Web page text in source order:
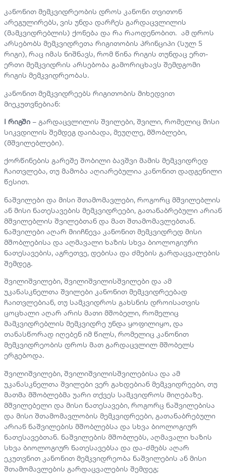
კანონით მემკვიდრეობის დროს კანონი თვითონ
არეგულირებს, ვის უნდა დარჩეს გარდაცვლილის
(მამკვიდრებლის) ქონება და რა რაოდენობით. ამ დროს
არსებობს მემკვიდრეთა რიგითობის პრინციპი (სულ 5
რიგი), რაც იმას ნიშნავს, რომ წინა რიგის თუნდაც ერთ-
ერთი მემკვიდრის არსებობა გამორიცხავს შემდგომი
რიგის მემკვიდრეობას.
კანონით მემკვიდრეებს რიგითობის მიხედვით
მიეკუთვნებიან:
I რიგში – გარდაცვლილის შვილები, შვილი, რომელიც მისი
სიკვდილის შემდეგ დაიბადა, მეუღლე, მშობლები,
(მშვილებლები).
ქორწინების გარეშე შობილი ბავშვი მამის მემკვიდრედ
ჩაითვლება, თუ მამობა აღიარებულია კანონით დადგენილი
წესით.
ნაშვილები და მისი შთამომავლები, როგორც მშვილებლის
ან მისი ნათესავების მემკვიდრეები, გათანაბრებული არიან
მშვილებლის შვილებთან და მათ შთამომავლებთან.
ნაშვილები აღარ მიიჩნევა კანონით მემკვიდრედ მისი
მშობლებისა და აღმავალი ხაზის სხვა ბიოლოგიური
ნათესავების, აგრეთვე, დებისა და ძმების გარდაცვალების
შემდეგ.
შვილიშვილები, შვილიშვილისშვილები და ამ
უკანასკნელთა შვილები კანონით მემკვიდრეებად
ჩაითვლებიან, თუ სამკვიდროს გახსნის დროისათვის
ცოცხალი აღარ არის მათი მშობელი, რომელიც
მამკვიდრებლის მემკვიდრე უნდა ყოფილიყო, და
თანასწორად იღებენ იმ წილს, რომელიც კანონით
მემკვიდრეობის დროს მათ გარდაცვლილ მშობელს
ერგებოდა.
შვილიშვილები, შვილიშვილისშვილებისა და ამ
უკანასკნელთა შვილები ვერ გახდებიან მემკვიდრეები, თუ
მათმა მშობლებმა უარი თქვეს სამკვიდროს მიღებაზე.
მშვილებელი და მისი ნათესავები, როგორც ნაშვილებისა
და მისი შთამომავლობის მემკვიდრეები, გათანაბრებული
არიან ნაშვილების მშობლებსა და სხვა ბიოლოგიურ
ნათესავებთან. ნაშვილების მშობლებს, აღმავალი ხაზის
სხვა ბიოლოგიურ ნათესავებსა და და-ძმებს აღარ
ეკუთვნით კანონით მემკვიდრეობა ნაშვილების ან მისი
შთამომავლების გარდაცვალების შემდეგ;